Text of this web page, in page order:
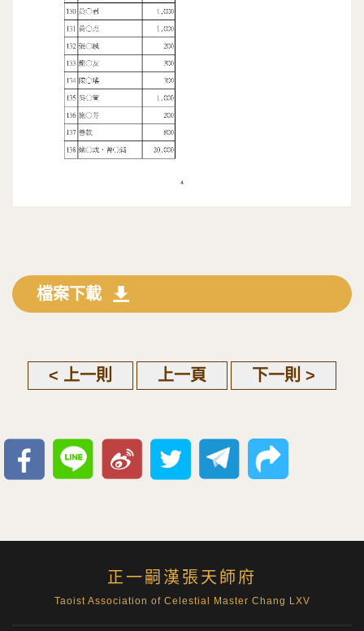
檔案下載
< 上一則 上一頁 下一則 >
正一嗣漢張天師府
Taoist Association of Celestial Master Chang LXV